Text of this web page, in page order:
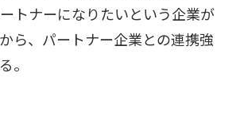
トナーになりたいという企業が
ら、パートナー企業との連携強
。